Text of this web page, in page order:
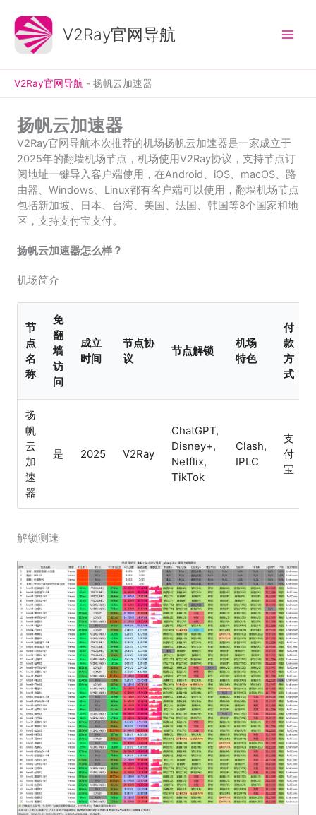
V2Ray官网导航
V2Ray官网导航 - 扬帆云加速器
扬帆云加速器
V2Ray官网导航本次推荐的机场扬帆云加速器是一家成立于
2025年的翻墙机场节点，机场使用V2Ray协议，支持节点订
阅地址一键导入客户端使用，在Android、iOS、macOS、路
由器、Windows、Linux都有客户端可以使用，翻墙机场节点
包括新加坡、日本、台湾、美国、法国、韩国等8个国家和地
区，支持支付宝支付。
扬帆云加速器怎么样？
机场简介
节
点
名
称
免
翻
墙
访
问
成立
时间
节点协
议
节点解锁
机场
特色
付
款
方
式
扬
帆
云
加
速
器
是 2025 V2Ray
ChatGPT,
Disney+,
Netflix,
TikTok
Clash,
IPLC
支
付
宝
解锁测速